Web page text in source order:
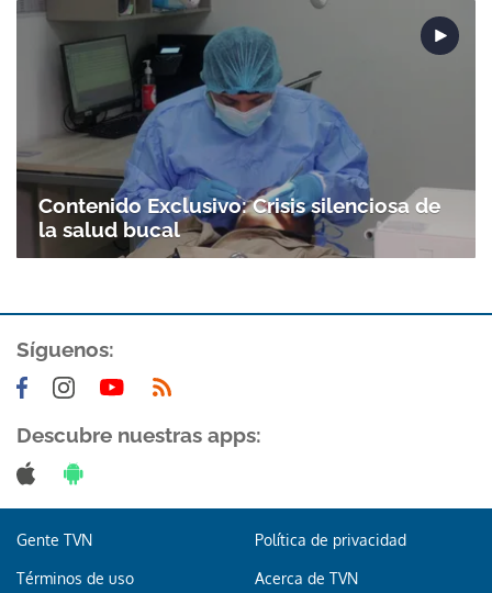
Gracias por suscribirte a nuestro boletín.
ACEPTAR
Contenido Exclusivo: Crisis silenciosa de
la salud bucal
Síguenos:
Descubre nuestras apps:
Gente TVN Política de privacidad
Términos de uso Acerca de TVN